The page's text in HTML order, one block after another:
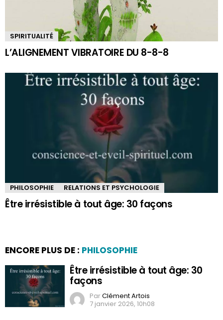
SPIRITUALITÉ
L’ALIGNEMENT VIBRATOIRE DU 8-8-8
PHILOSOPHIE RELATIONS ET PSYCHOLOGIE
Être irrésistible à tout âge: 30 façons
ENCORE PLUS DE : PHILOSOPHIE
Être irrésistible à tout âge: 30
façons
ParClément Artois
7 janvier 2026, 10h08